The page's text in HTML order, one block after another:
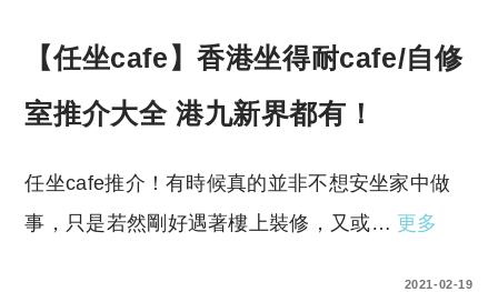
【任坐cafe】香港坐得耐cafe/自修
室推介大全 港九新界都有！
任坐cafe推介！有時候真的並非不想安坐家中做
事，只是若然剛好遇著樓上裝修，又或… 更多
2021-02-19